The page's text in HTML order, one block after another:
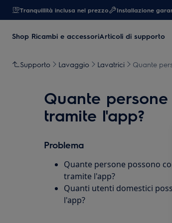
Tranquillità inclusa nel prezzo Installazione
Shop Ricambi e accessoriArticoli di supporto
Supporto Lavaggio Lavatrici Quante
Quante
tramite l'app?
Problema
Quante persone possono
tramite l'app?
Quanti utenti domestici
l'app?